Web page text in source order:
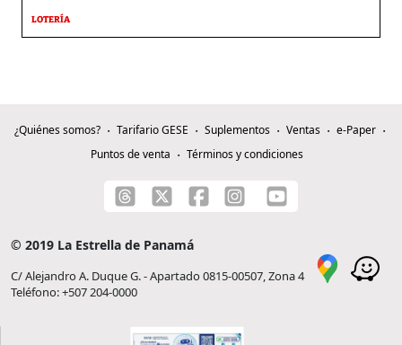
LOTERÍA
¿Quiénes somos? Tarifario GESE Suplementos Ventas
e-Paper
Puntos de venta
Términos y condiciones
© 2019 La Estrella de Panamá
C/ Alejandro A. Duque G. - Apartado 0815-00507, Zona 4
Teléfono: +507 204-0000